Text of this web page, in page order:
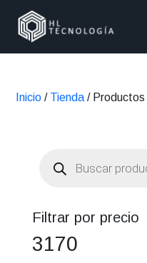
Inicio / Tienda / Productos
productos
Filtrar por precio
3170